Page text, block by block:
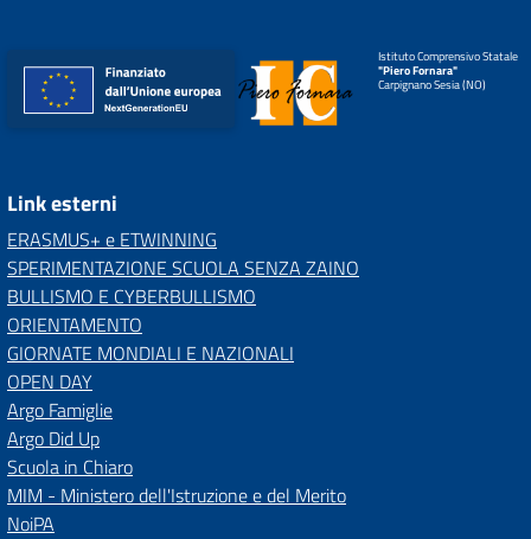
Istituto Comprensivo Statale
"Piero Fornara"
Carpignano Sesia (NO)
Link esterni
ERASMUS+ e ETWINNING
SPERIMENTAZIONE SCUOLA SENZA ZAINO
BULLISMO E CYBERBULLISMO
ORIENTAMENTO
GIORNATE MONDIALI E NAZIONALI
OPEN DAY
Argo Famiglie
Argo Did Up
Scuola in Chiaro
MIM - Ministero dell'Istruzione e del Merito
NoiPA